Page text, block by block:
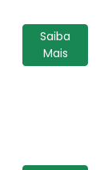
Saiba
Mais